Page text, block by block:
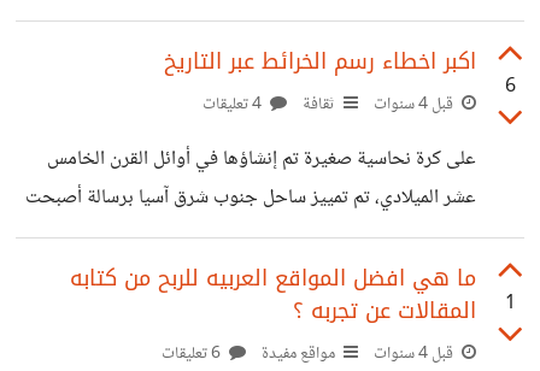
الأمريكيّ.. كان التركيز الأساسيّ لعلم ريغان على تخفيض
الضرائب وزيادة الإنفاق الدفاعيّ وخفض اللوائح.. في عام
1981م، عندما تولّى منصبه، كانت البلاد غارقة في ركود عميق
أيضًا لأن الحجة تقول إنك إذا خفضت الضرائب على أولئك الذين
لا يدفعون ضرائب الدخل، فإنهم ببساطة سيوفرون أموالهم بدلاً
من إنفاقها على السلع أو الخدمات -وبالتالي فإن
6
اكبر اخطاء رسم الخرائط عبر التاريخ
قبل 4 سنوات ثقافة
على كرة نحاسية صغيرة تم إنشاؤها في أوائل القرن الخامس
عشر الميلادي، تم تمييز ساحل جنوب شرق آسيا برسالة أصبحت
منذ ذلك الحين أيقونية: هنا تنانين. على الرغم من أن الكلمات
نفسها كانت نادرة في الواقع، إلا أن الشعور كان شائعًا بين صانعي
الخرائط الأوروبيين في العصور الوسطى، الذين غالبًا ما يرسمون
التنانين ووحوش البحر فوق الأرض المجهولة - وهي أماكن فارغة
1
ما هي افضل المواقع العربيه للربح من كتابه
المقالات عن تجربه ؟
قبل 4 سنوات مواقع مفيدة